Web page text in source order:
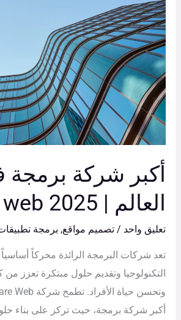
أكبر شركة برمجة
العالم | rare web 2025
تعليق واحد /تصميم مواقع, برمجة
تعد شركات البرمجة الرائدة محركاً
التكنولوجيا وتقديم حلول مبتكرة تعزز من
أكبر شركة برمجة، حيث تركز على بناء
شركة
برمجة
في
العالم
rare
web
2025